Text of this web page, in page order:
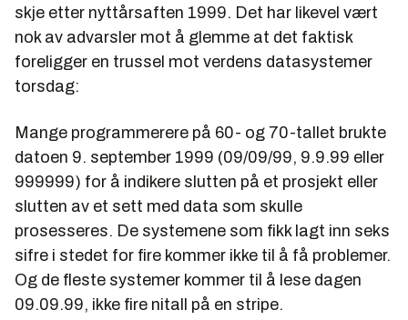
skje etter nyttårsaften 1999. Det har likevel vært
nok av advarsler mot å glemme at det faktisk
foreligger en trussel mot verdens datasystemer
torsdag:
Mange programmerere på 60- og 70-tallet brukte
datoen 9. september 1999 (09/09/99, 9.9.99 eller
999999) for å indikere slutten på et prosjekt eller
slutten av et sett med data som skulle
prosesseres. De systemene som fikk lagt inn seks
sifre i stedet for fire kommer ikke til å få problemer.
Og de fleste systemer kommer til å lese dagen
09.09.99, ikke fire nitall på en stripe.